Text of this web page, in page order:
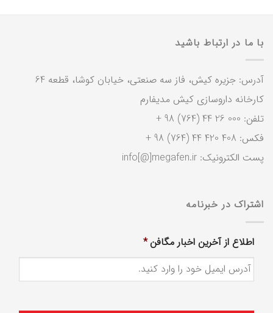
با ما در ارتباط باشید
آدرس: جزیره کیش، فاز سه صنعتی، خیابان کوشا، قطعه 64
کارخانه داروسازی کیش مدیفارم
تلفن: 000 26 44 (764) 98 +
فکس: 408 420 44 (764) 98 +
پست الکترونیک: info[@]megafen.ir
اشتراک در خبرنامه
اطلاع از آخرین اخبار مگافن*